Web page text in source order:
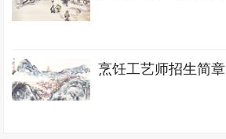
烹饪工艺师招生简章